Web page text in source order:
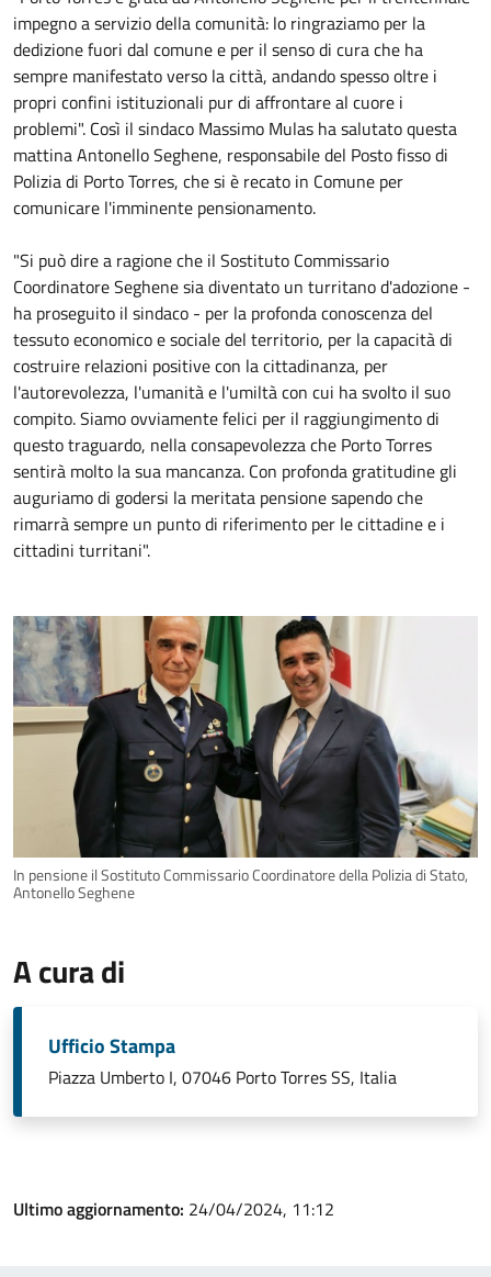
impegno a servizio della comunità: lo ringraziamo per la
dedizione fuori dal comune e per il senso di cura che ha
sempre manifestato verso la città, andando spesso oltre i
propri confini istituzionali pur di affrontare al cuore i
problemi". Così il sindaco Massimo Mulas ha salutato questa
mattina Antonello Seghene, responsabile del Posto fisso di
Polizia di Porto Torres, che si è recato in Comune per
comunicare l'imminente pensionamento.
"Si può dire a ragione che il Sostituto Commissario
Coordinatore Seghene sia diventato un turritano d'adozione -
ha proseguito il sindaco - per la profonda conoscenza del
tessuto economico e sociale del territorio, per la capacità di
costruire relazioni positive con la cittadinanza, per
l'autorevolezza, l'umanità e l'umiltà con cui ha svolto il suo
compito. Siamo ovviamente felici per il raggiungimento di
questo traguardo, nella consapevolezza che Porto Torres
sentirà molto la sua mancanza. Con profonda gratitudine gli
auguriamo di godersi la meritata pensione sapendo che
rimarrà sempre un punto di riferimento per le cittadine e i
cittadini turritani".
In pensione il Sostituto Commissario Coordinatore della Polizia di Stato,
Antonello Seghene
A cura di
Ufficio Stampa
Piazza Umberto I, 07046 Porto Torres SS, Italia
Ultimo aggiornamento: 24/04/2024, 11:12